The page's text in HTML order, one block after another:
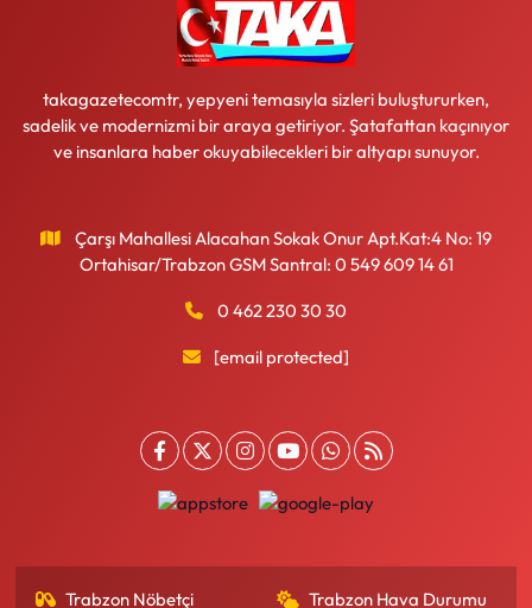
takagazetecomtr, yepyeni temasıyla sizleri buluştururken,
sadelik ve modernizmi bir araya getiriyor. Şatafattan kaçınıyor
ve insanlara haber okuyabilecekleri bir altyapı sunuyor.
Çarşı Mahallesi Alacahan Sokak Onur Apt.Kat:4 No: 19
Ortahisar/Trabzon GSM Santral: 0 549 609 14 61
0 462 230 30 30
[email protected]
Trabzon Nöbetçi Trabzon Hava Durumu